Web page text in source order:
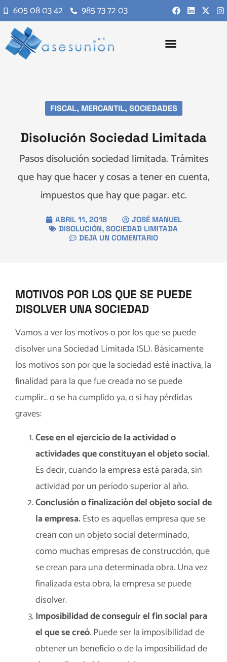
605 08 03 42 985 73 72 03
FISCAL, MERCANTIL, SOCIEDADES
Disolución Sociedad Limitada
Pasos disolución sociedad limitada. Trámites
que hay que hacer y cosas a tener en cuenta,
impuestos que hay que pagar. etc.
ABRIL 11, 2018
JOSÉ MANUEL
DISOLUCIÓN, SOCIEDAD LIMITADA
DEJA UN COMENTARIO
MOTIVOS POR LOS QUE SE PUEDE
DISOLVER UNA SOCIEDAD
Vamos a ver los motivos o por los que se puede
disolver una Sociedad Limitada (SL). Básicamente
los motivos son por que la sociedad esté inactiva, la
finalidad para la que fue creada no se puede
cumplir… o se ha cumplido ya, o si hay pérdidas
graves:
Cese en el ejercicio de la actividad o
actividades que constituyan el objeto social.
Es decir, cuando la empresa está parada, sin
actividad por un período superior al año.
Conclusión o finalización del objeto social de
la empresa. Esto es aquellas empresa que se
crean con un objeto social determinado,
como muchas empresas de construcción, que
se crean para una determinada obra. Una vez
finalizada esta obra, la empresa se puede
disolver.
Imposibilidaddeconseguir el fin social para
el que se creó. Puede ser la imposibilidad de
obtener un beneficio o de la imposibilidad de